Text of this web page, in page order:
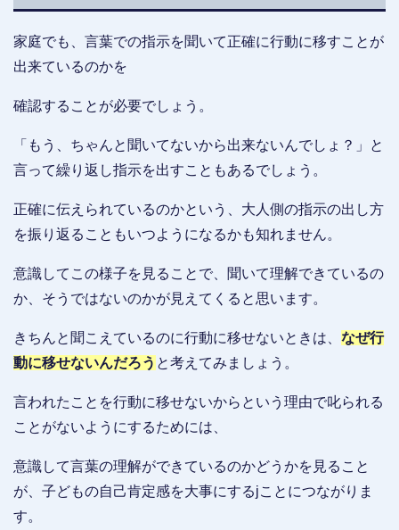
家庭でも、言葉での指示を聞いて正確に行動に移すことが
出来ているのかを
確認することが必要でしょう。
「もう、ちゃんと聞いてないから出来ないんでしょ？」と
言って繰り返し指示を出すこともあるでしょう。
正確に伝えられているのかという、大人側の指示の出し方
を振り返ることもいつようになるかも知れません。
意識してこの様子を見ることで、聞いて理解できているの
か、そうではないのかが見えてくると思います。
きちんと聞こえているのに行動に移せないときは、 なぜ行
動に移せないんだろう と考えてみましょう。
言われたことを行動に移せないからという理由で叱られる
ことがないようにするためには、
意識して言葉の理解ができているのかどうかを見ること
が、子どもの自己肯定感を大事にするjことにつながりま
す。